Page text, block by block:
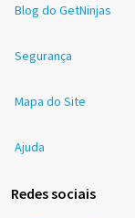
Blog do GetNinjas
Segurança
Mapa do Site
Ajuda
Redes sociais